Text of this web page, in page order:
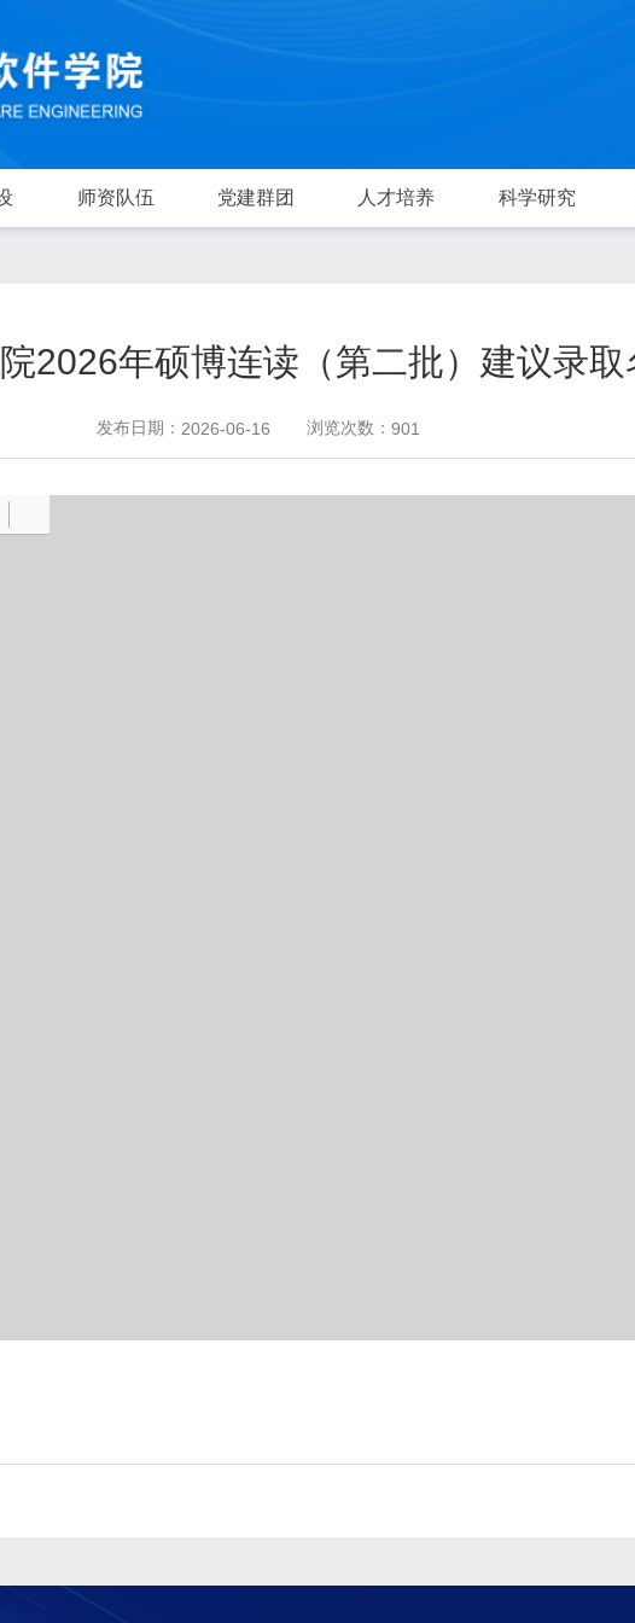
师资队伍 党建群团 人才培养 科学研究
2026年硕博连读（第二批）建议录取
发布日期： 2026-06-16 浏览次数： 901